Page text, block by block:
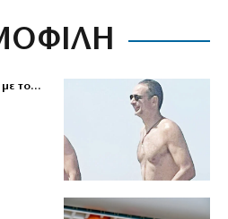
με το…